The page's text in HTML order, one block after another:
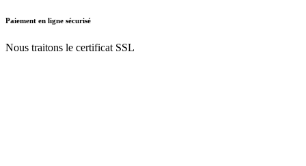
Paiement en ligne sécurisé
Nous traitons le certificat SSL